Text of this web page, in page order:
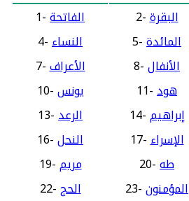
1-الفاتحة 2-البقرة
4-النساء 5-المائدة
7-الأعراف 8-الأنفال
10-يونس 11-هود
13-الرعد 14-إبراهيم
16-النحل 17-الإسراء
19-مريم 20-طه
22-الحج 23-المؤمنون